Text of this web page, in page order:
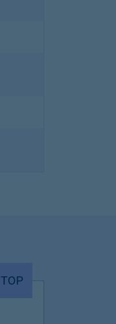
TOP